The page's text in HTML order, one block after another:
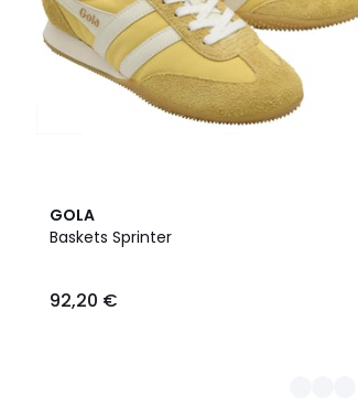
GOLA
Baskets Sprinter
92,20 €
2
Couleurs